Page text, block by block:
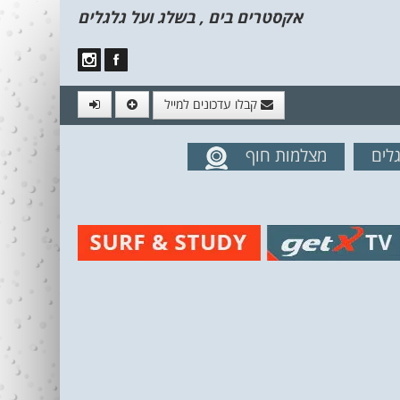
אקסטרים בים , בשלג ועל גלגלים
קבלו עדכונים למייל
מהאתרמצלמות חוף